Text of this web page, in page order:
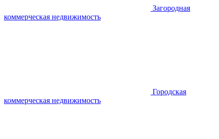
Загородная
коммерческая недвижимость
Городская
коммерческая недвижимость